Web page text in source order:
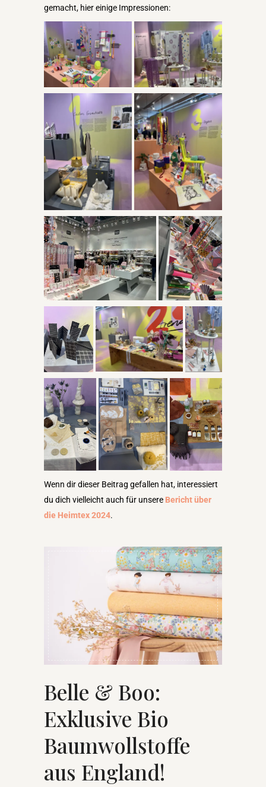
gemacht, hier einige Impressionen:
Wenn dir dieser Beitrag gefallen hat, interessiert
du dich vielleicht auch für unsere Bericht über
die Heimtex 2024.
Belle & Boo:
Exklusive Bio
Baumwollstoffe
aus England!